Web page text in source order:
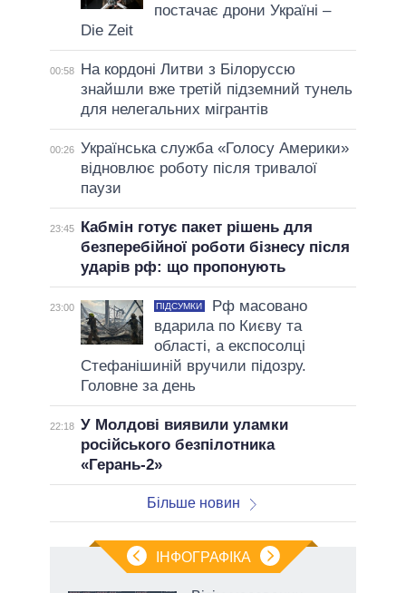
постачає дрони Україні –
Die Zeit
00:58
На кордоні Литви з Білоруссю
знайшли вже третій підземний тунель
для нелегальних мігрантів
00:26 Українська служба «Голосу Америки»
відновлює роботу після тривалої
паузи
23:45
Кабмін готує пакет рішень для
безперебійної роботи бізнесу після
ударів рф: що пропонують
23:00 ПІДСУМКИ
Рф масовано
вдарила по Києву та
області, а експосолці
Стефанішиній вручили підозру.
Головне за день
22:18 У Молдові виявили уламки
російського безпілотника
«Герань-2»
Більше новин
ІНФОГРАФІКА